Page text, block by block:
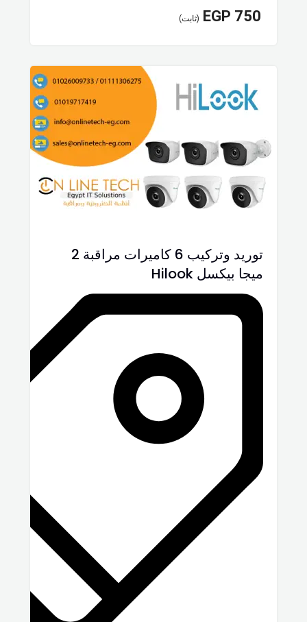
EGP 750 (ثابت)
توريد وتركيب 6 كاميرات مراقبة 2
ميجا بيكسل Hilook